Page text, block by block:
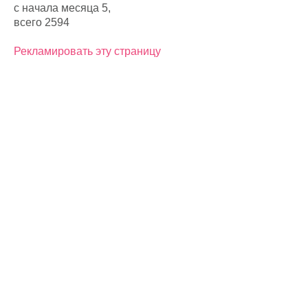
с начала месяца 5,
всего 2594
Рекламировать эту страницу